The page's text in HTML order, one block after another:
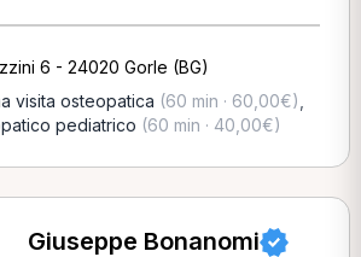
6 - 24020 Gorle (BG)
visita osteopatica (60 min · 60,00€)
pediatrico (60 min · 40,00€)
Giuseppe Bonanomi